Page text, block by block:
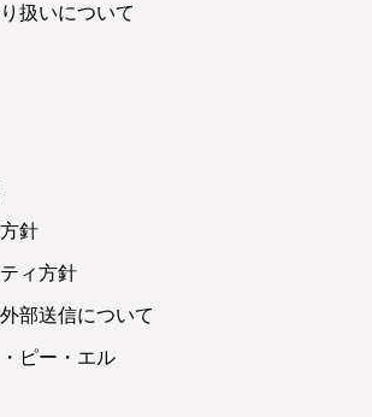
扱いについて
針
ィ方針
部送信について
ピー・エル